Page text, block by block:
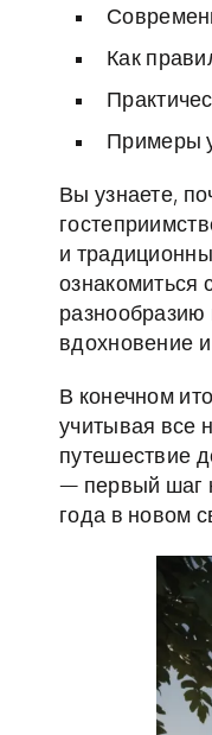
Как
Примеры
Вы узнаете,
и
ознакомиться
разнообразию
вдохновение
В конечном
учитывая все
путешествие
— первый шаг
года в новом